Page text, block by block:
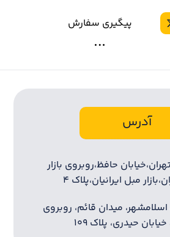
پیگیری سفارش
آدرس
حافظ،روبروی بازار
مبل ایرانیان،پلاک ۴
اسلامشهر، میدان قائم، روبروی
حیدری، پلاک ۱۰۹